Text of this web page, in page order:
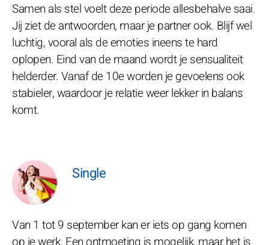
Samen als stel voelt deze periode allesbehalve saai.
Jij ziet de antwoorden, maar je partner ook. Blijf wel
luchtig, vooral als de emoties ineens te hard
oplopen. Eind van de maand wordt je sensualiteit
helderder. Vanaf de 10e worden je gevoelens ook
stabieler, waardoor je relatie weer lekker in balans
komt.
Single
Van 1 tot 9 september kan er iets op gang komen